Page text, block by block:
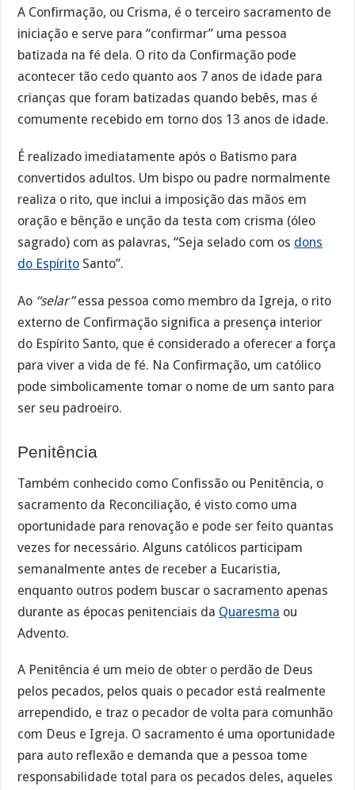
A Confirmação, ou Crisma, é o terceiro sacramento de
iniciação e serve para “confirmar” uma pessoa
batizada na fé dela. O rito da Confirmação pode
acontecer tão cedo quanto aos 7 anos de idade para
crianças que foram batizadas quando bebês, mas é
comumente recebido em torno dos 13 anos de idade.
É realizado imediatamente após o Batismo para
convertidos adultos. Um bispo ou padre normalmente
realiza o rito, que inclui a imposição das mãos em
oração e bênção e unção da testa com crisma (óleo
sagrado) com as palavras, “Seja selado com os dons
do Espírito Santo”.
Ao “selar”essa pessoa como membro da Igreja, o rito
externo de Confirmação significa a presença interior
do Espírito Santo, que é considerado a oferecer a força
para viver a vida de fé. Na Confirmação, um católico
pode simbolicamente tomar o nome de um santo para
ser seu padroeiro.
Penitência
Também conhecido como Confissão ou Penitência, o
sacramento da Reconciliação, é visto como uma
oportunidade para renovação e pode ser feito quantas
vezes for necessário. Alguns católicos participam
semanalmente antes de receber a Eucaristia,
enquanto outros podem buscar o sacramento apenas
durante as épocas penitenciais da Quaresma ou
Advento.
A Penitência é um meio de obter o perdão de Deus
pelos pecados, pelos quais o pecador está realmente
arrependido, e traz o pecador de volta para comunhão
com Deus e Igreja. O sacramento é uma oportunidade
para auto reflexão e demanda que a pessoa tome
responsabilidade total para os pecados deles, aqueles